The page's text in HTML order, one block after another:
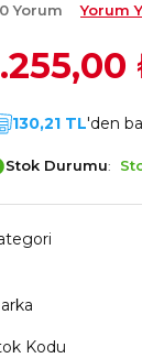
0 Yorum Yorum
130,21 TL'den
Stok Durumu
Kodu